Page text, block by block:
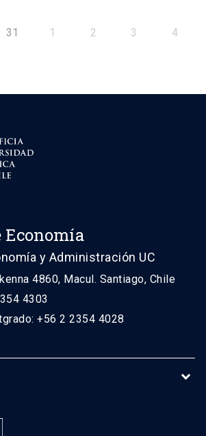
31 1 2 3 4
y Administración UC
4860, Macul. Santiago, Chile
4303
+56 2 2354 4028